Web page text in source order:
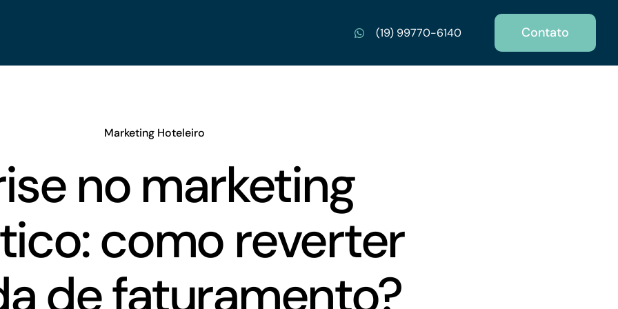
(19) 99770-6140 Contato
Marketing Hoteleiro
no marketing
como reverter
de faturamento?